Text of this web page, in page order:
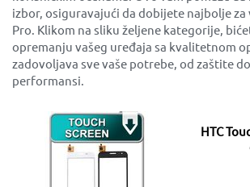
izbor, osiguravajući da dobijete najbolje za
Pro. Klikom na sliku željene kategorije,
opremanju vašeg uređaja sa kvalitetnom
zadovoljava sve vaše potrebe, od zaštite
performansi.
HTC